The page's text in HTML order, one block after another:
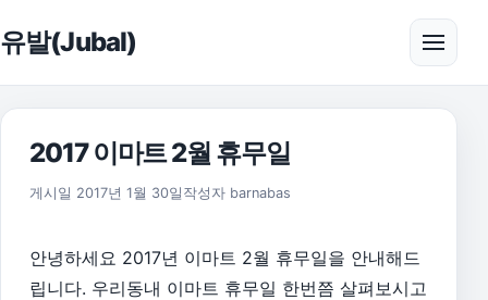
유발(Jubal) 메뉴
2017 이마트 2월 휴무일
게시일 2017년 1월 30일 작성자 barnabas
안녕하세요 2017년 이마트 2월 휴무일을 안내해드
립니다. 우리동내 이마트 휴무일 한번쯤 살펴보시고